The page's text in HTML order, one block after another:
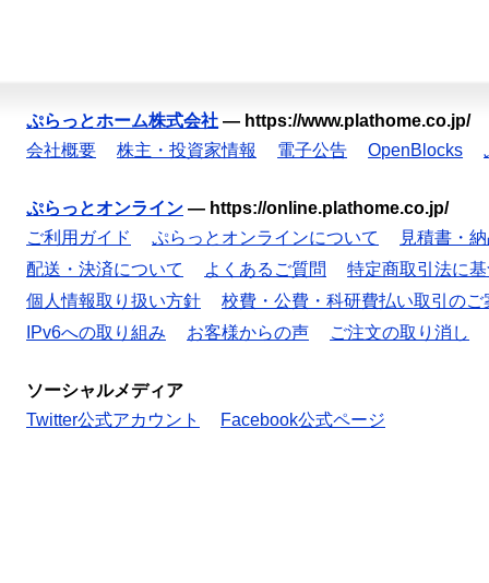
ぷらっとホーム株式会社 — https://www.plathome.co.jp/
会社概要
株主・投資家情報 電子公告 OpenBlocks
ぷらっとオンライン — https://online.plathome.co.jp/
ご利用ガイド
ぷらっとオンラインについて
見積書・
配送・決済について
よくあるご質問
特定商取引法に
個人情報取り扱い方針
校費・公費・科研費払い取引のご
IPv6への取り組み
お客様からの声 ご注文の取り消し
ソーシャルメディア
Twitter公式アカウント
Facebook公式ページ